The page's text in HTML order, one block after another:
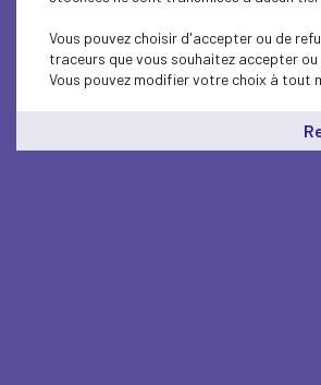
Vous pouvez choisir d'accepter ou de
traceurs que vous souhaitez accepter
Vous pouvez modifier votre choix à tout